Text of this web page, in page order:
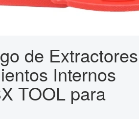
de Extractores
Internos
TOOL para